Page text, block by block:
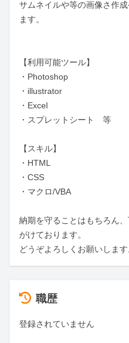
サムネイルや等の画像さ作
ます。
【利用可能ツール】
・Photoshop
・illustrator
・Excel
・スプレットシート　等
【スキル】
・HTML
・CSS
・マクロ/VBA
納期を守ることはもちろん
がけております。
どうぞよろしくお願いします
職歴
登録されていません